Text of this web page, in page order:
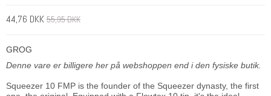
44,76 DKK 55,95 DKK
GROG
Denne vare er billigere her på webshoppen end i den fysiske butik.
Squeezer 10 FMP is the founder of the Squeezer dynasty, the first